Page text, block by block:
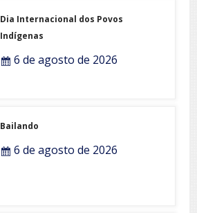
Dia Internacional dos Povos
Indígenas
6 de agosto de 2026
Bailando
6 de agosto de 2026